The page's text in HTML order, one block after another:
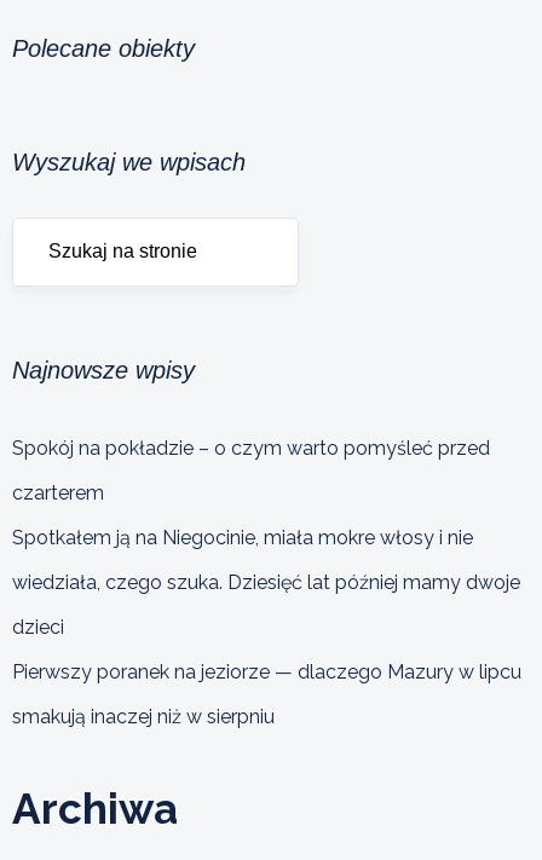
Polecane obiekty
Wyszukaj we wpisach
Najnowsze wpisy
Spokój na pokładzie – o czym warto pomyśleć przed
czarterem
Spotkałem ją na Niegocinie, miała mokre włosy i nie
wiedziała, czego szuka. Dziesięć lat później mamy dwoje
dzieci
Pierwszy poranek na jeziorze — dlaczego Mazury w lipcu
smakują inaczej niż w sierpniu
Archiwa